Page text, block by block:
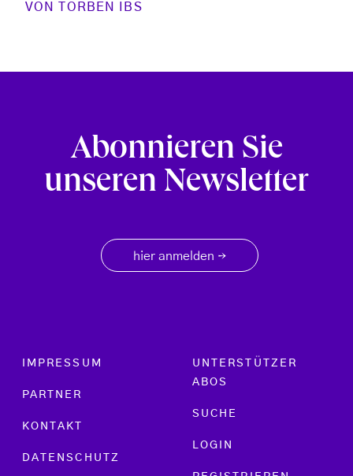
VON
TORBEN IBS
Abonnieren Sie
unseren Newsletter
hier anmelden →
Footer menu
IMPRESSUM
PARTNER
KONTAKT
DATENSCHUTZ
UNTERSTÜTZER
ABOS
SUCHE
LOGIN